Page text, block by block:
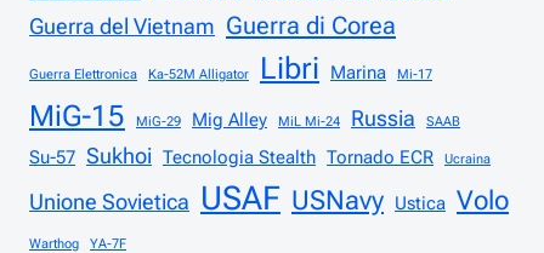
Guerra del Vietnam Guerra di Corea
Guerra Elettronica Ka-52M Alligator Libri Marina Mi-17
MiG-15 MiG-29 Mig Alley MiL Mi-24 Russia SAAB
Su-57 Sukhoi Tecnologia Stealth Tornado ECR Ucraina
Unione Sovietica USAF USNavy Ustica Volo
Warthog YA-7F